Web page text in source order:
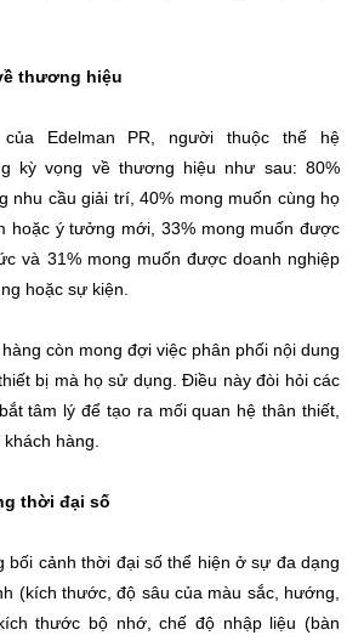
thương hiệu
Edelman PR, người thuộc thế hệ
kỳ vọng về thương hiệu như sau: 80%
nhu cầu giải trí, 40% mong muốn cùng họ
hoặc ý tưởng mới, 33% mong muốn được
và 31% mong muốn được doanh nghiệp
hoặc sự kiện.
còn mong đợi việc phân phối nội dung
bị mà họ sử dụng. Điều này đòi hỏi các
tâm lý để tạo ra mối quan hệ thân thiết,
hàng.
thời đại số
bối cảnh thời đại số thể hiện ở sự đa dạng
(kích thước, độ sâu của màu sắc, hướng,
thước bộ nhớ, chế độ nhập liệu (bàn